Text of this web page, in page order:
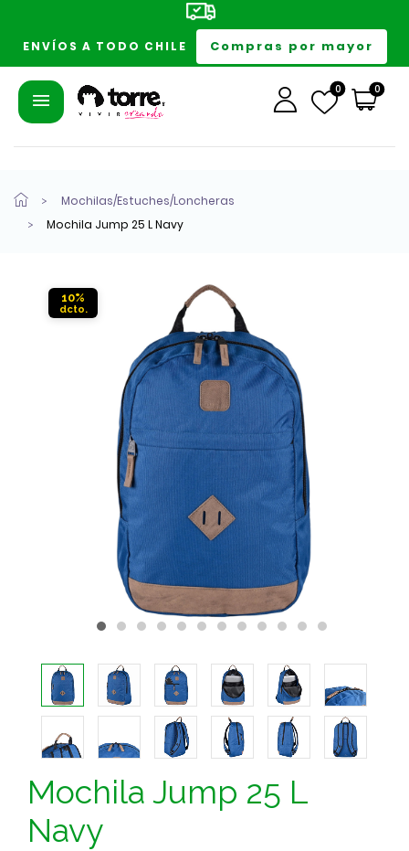
ENVÍOS A TODO CHILE Compras por mayor
0 0
Mochilas/Estuches/Loncheras
Mochila Jump 25 L Navy
10%
Mochila Jump 25 L
Navy